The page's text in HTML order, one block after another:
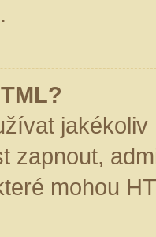
zapnout,
mohou